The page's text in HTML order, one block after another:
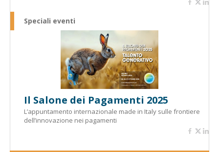
Speciali eventi
Il Salone dei Pagamenti 2025
L’appuntamento internazionale made in Italy sulle frontiere
dell’innovazione nei pagamenti